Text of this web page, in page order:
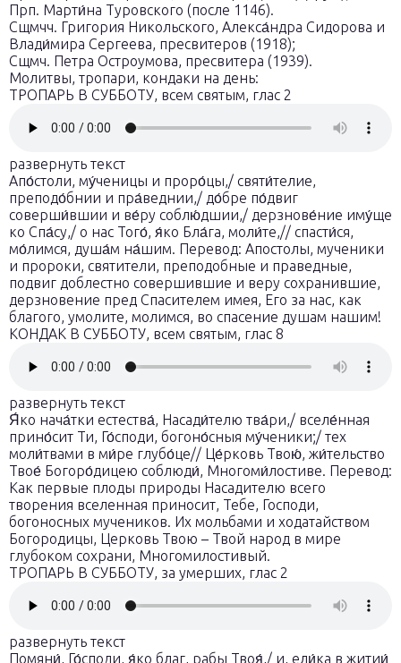
Прп. Марти́на Туровского (после 1146).
Сщмчч. Григория Никольского, Алекса́ндра Сидорова и
Влади́мира Сергеева, пресвитеров (1918);
Сщмч. Петра Остроумова, пресвитера (1939).
Молитвы, тропари, кондаки на день:
ТРОПАРЬ В СУББОТУ, всем святым, глас 2
развернуть текст
Апо́столи, му́ченицы и проро́цы,/ святи́телие,
преподо́бнии и пра́веднии,/ до́бре по́двиг
соверши́вшии и ве́ру соблю́дшии,/ дерзнове́ние иму́ще
ко Спа́су,/ о нас Того́, я́ко Бла́га, моли́те,// спасти́ся,
мо́лимся, душа́м на́шим. Перевод: Апостолы, мученики
и пророки, святители, преподобные и праведные,
подвиг доблестно совершившие и веру сохранившие,
дерзновение пред Спасителем имея, Его за нас, как
благого, умолите, молимся, во спасение душам нашим!
КОНДАК В СУББОТУ, всем святым, глас 8
развернуть текст
Я́ко нача́тки естества́, Насади́телю тва́ри,/ вселе́нная
прино́сит Ти, Го́споди, богоно́сныя му́ченики;/ тех
моли́твами в ми́ре глубо́це// Це́рковь Твою́, жи́тельство
Твое́ Богоро́дицею соблюди́, Многоми́лостиве. Перевод:
Как первые плоды природы Насадителю всего
творения вселенная приносит, Тебе, Господи,
богоносных мучеников. Их мольбами и ходатайством
Богородицы, Церковь Твою – Твой народ в мире
глубоком сохрани, Многомилостивый.
ТРОПАРЬ В СУББОТУ, за умерших, глас 2
развернуть текст
Помяни́, Го́споди, я́ко благ, рабы Твоя́,/ и, ели́ка в житии́